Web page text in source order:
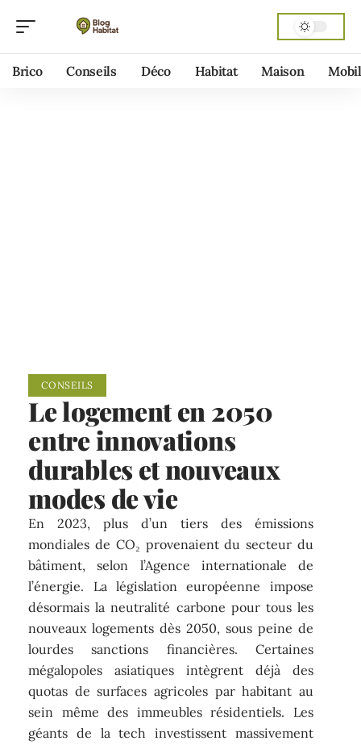
Brico Conseils Déco Habitat Maison
CONSEILS
Le logement en 2050
entre innovations
durables et nouveaux
modes de vie
En 2023, plus d’un tiers des émissions
mondiales de CO₂ provenaient du secteur du
bâtiment, selon l’Agence internationale de
l’énergie. La législation européenne impose
désormais la neutralité carbone pour tous les
nouveaux logements dès 2050, sous peine de
lourdes sanctions financières. Certaines
mégalopoles asiatiques intègrent déjà des
quotas de surfaces agricoles par habitant au
sein même des immeubles résidentiels. Les
géants de la tech investissent massivement